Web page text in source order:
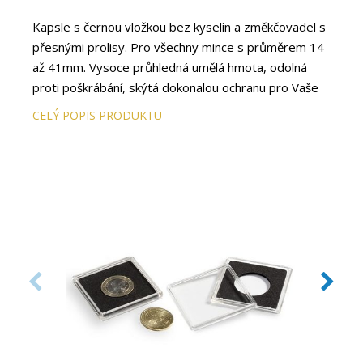
Kapsle s černou vložkou bez kyselin a změkčovadel s
přesnými prolisy. Pro všechny mince s průměrem 14
až 41mm. Vysoce průhledná umělá hmota, odolná
proti poškrábání, skýtá dokonalou ochranu pro Vaše
mince. S uzávěrem, který pevně drží a zároveň
CELÝ POPIS PRODUKTU